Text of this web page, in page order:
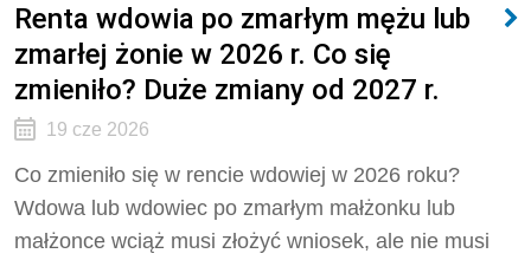
Renta wdowia po zmarłym mężu lub
zmarłej żonie w 2026 r. Co się
zmieniło? Duże zmiany od 2027 r.
19 cze 2026
Co zmieniło się w rencie wdowiej w 2026 roku?
Wdowa lub wdowiec po zmarłym małżonku lub
małżonce wciąż musi złożyć wniosek, ale nie musi